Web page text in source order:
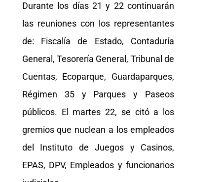
Durante los días 21 y 22 continuarán
las reuniones con los representantes
de: Fiscalía de Estado, Contaduría
General, Tesorería General, Tribunal de
Cuentas, Ecoparque, Guardaparques,
Régimen 35 y Parques y Paseos
públicos. El martes 22, se citó a los
gremios que nuclean a los empleados
del Instituto de Juegos y Casinos,
EPAS, DPV, Empleados y funcionarios